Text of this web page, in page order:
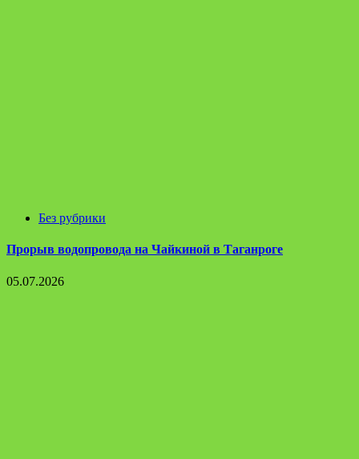
Без рубрики
Прорыв водопровода на Чайкиной в Таганроге
05.07.2026